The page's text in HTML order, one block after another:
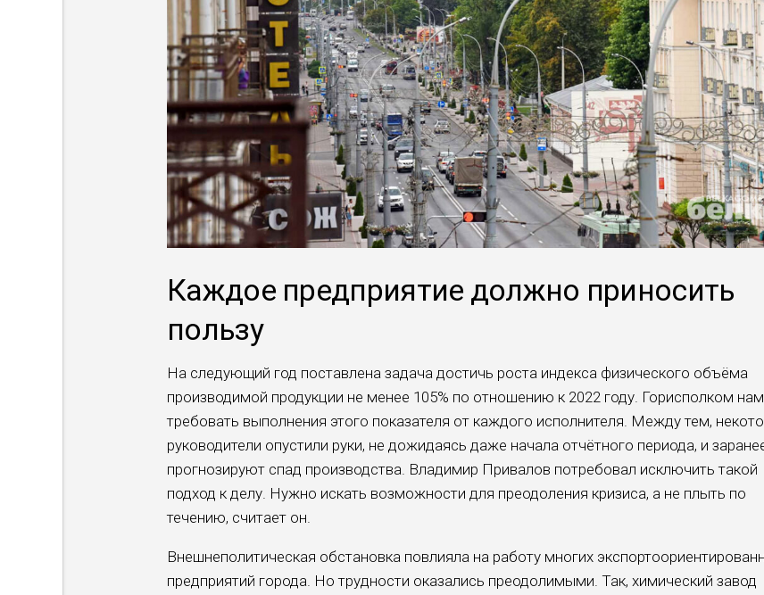
Каждое предприятие должно приносить
пользу
На следующий год поставлена задача достичь роста индекса физического объёма
производимой продукции не менее 105% по отношению к 2022 году. Горисполком
требовать выполнения этого показателя от каждого исполнителя. Между тем,
руководители опустили руки, не дожидаясь даже начала отчётного периода, и
прогнозируют спад производства. Владимир Привалов потребовал исключить такой
подход к делу. Нужно искать возможности для преодоления кризиса, а не плыть по
течению, считает он.
Внешнеполитическая обстановка повлияла на работу многих
предприятий города. Но трудности оказались преодолимыми. Так, химический завод